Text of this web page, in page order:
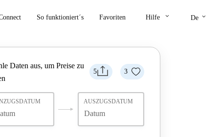
So funktioniert´s Favoriten Hilfe keyboard_arrow_down De keyboard_arrow_down
5 3
Daten aus, um Preise zu
AUSZUGSDATUM